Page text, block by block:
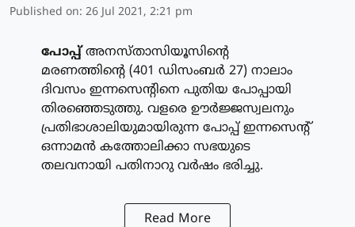
Published on: 26 Jul 2021, 2:21 pm
പോപ്പ്അനസ്താസിയൂസിന്റെ
മരണത്തിന്റെ (401 ഡിസംബര്‍ 27) നാലാം
ദിവസം ഇന്നസെന്റിനെ പുതിയ പോപ്പായി
തിരഞ്ഞെടുത്തു. വളരെ ഊര്‍ജ്ജസ്വലനും
പ്രതിഭാശാലിയുമായിരുന്ന പോപ്പ് ഇന്നസെന്റ്
ഒന്നാമന്‍ കത്തോലിക്കാ സഭയുടെ
തലവനായി പതിനാറു വര്‍ഷം ഭരിച്ചു.
Read More